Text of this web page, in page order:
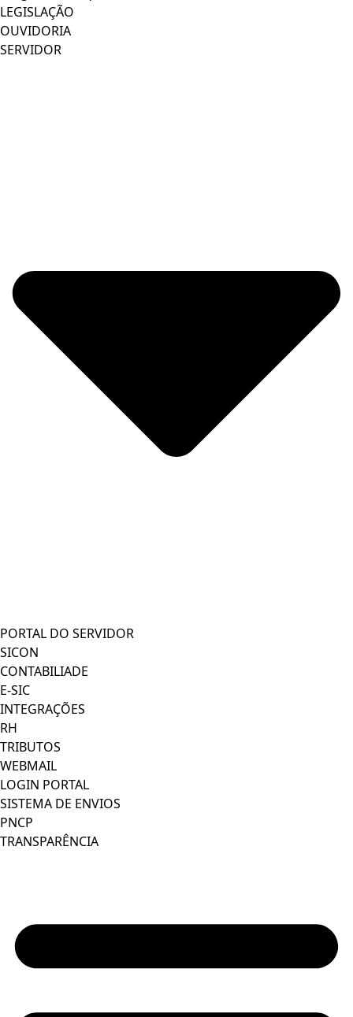
LEGISLAÇÃO
OUVIDORIA
SERVIDOR
PORTAL DO SERVIDOR
SICON
CONTABILIADE
E-SIC
INTEGRAÇÕES
RH
TRIBUTOS
WEBMAIL
LOGIN PORTAL
SISTEMA DE ENVIOS
PNCP
TRANSPARÊNCIA